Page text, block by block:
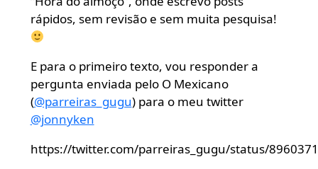
rápidos, sem revisão e sem muita pesquisa!
E para o primeiro texto, vou responder a
pergunta enviada pelo O Mexicano
(@parreiras_gugu) para o meu twitter
@jonnyken
https://twitter.com/parreiras_gugu/status/